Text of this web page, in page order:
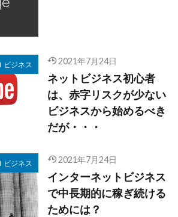
ビジネス 2021年7月24日
ネットビジネス初心者
は、赤字リスクが少ない
ビジネスから始めるべき
だが・・・
ビジネス 2021年7月24日
インターネットビジネス
で中長期的に稼ぎ続ける
ためには？